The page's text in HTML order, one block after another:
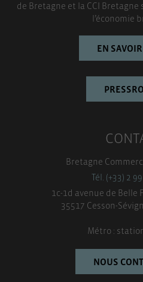
de Bretagne et la CCI
l’économie
EN
Bretagne
Tél. (+33) 2
1c-1d avenue de Belle
35517 Cesson-
Métro :
NOUS
TOUT